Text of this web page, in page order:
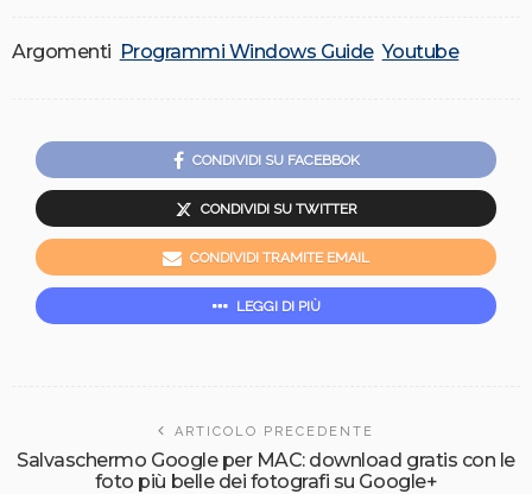
Argomenti Programmi Windows Guide Youtube
CONDIVIDI SU FACEBBOK
CONDIVIDI SU TWITTER
CONDIVIDI TRAMITE EMAIL
LEGGI DI PIÙ
ARTICOLO PRECEDENTE
Salvaschermo Google per MAC: download gratis con le
foto più belle dei fotografi su Google+